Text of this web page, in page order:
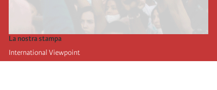
La nostra stampa
International Viewpoint